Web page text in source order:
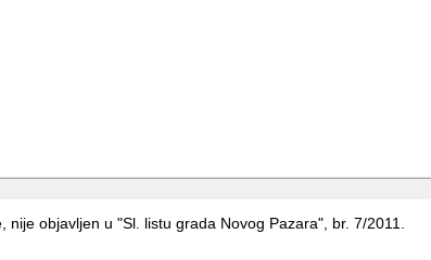
objavljen u "Sl. listu grada Novog Pazara", br. 7/2011.